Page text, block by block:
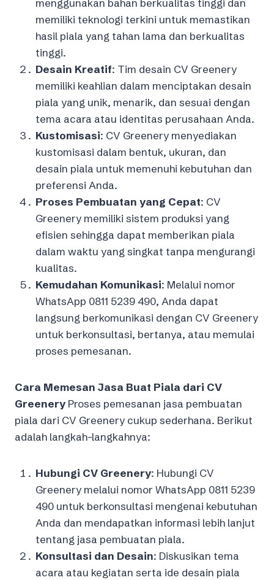
memiliki teknologi terkini untuk memastikan
hasil piala yang tahan lama dan berkualitas
tinggi.
Desain Kreatif: Tim desain CV Greenery
memiliki keahlian dalam menciptakan desain
piala yang unik, menarik, dan sesuai dengan
tema acara atau identitas perusahaan Anda.
Kustomisasi: CV Greenery menyediakan
kustomisasi dalam bentuk, ukuran, dan
desain piala untuk memenuhi kebutuhan dan
preferensi Anda.
Proses Pembuatan yang Cepat: CV
Greenery memiliki sistem produksi yang
efisien sehingga dapat memberikan piala
dalam waktu yang singkat tanpa mengurangi
kualitas.
Kemudahan Komunikasi: Melalui nomor
WhatsApp 0811 5239 490, Anda dapat
langsung berkomunikasi dengan CV Greenery
untuk berkonsultasi, bertanya, atau memulai
proses pemesanan.
Cara Memesan Jasa Buat Piala dari CV
Greenery Proses pemesanan jasa pembuatan
piala dari CV Greenery cukup sederhana. Berikut
adalah langkah-langkahnya:
Hubungi CV Greenery: Hubungi CV
Greenery melalui nomor WhatsApp 0811 5239
490 untuk berkonsultasi mengenai kebutuhan
Anda dan mendapatkan informasi lebih lanjut
tentang jasa pembuatan piala.
Konsultasi dan Desain: Diskusikan tema
acara atau kegiatan serta ide desain piala